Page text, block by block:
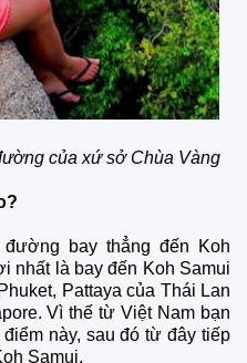
của xứ sở Chùa Vàng
bay thẳng đến Koh
nhất là bay đến Koh Samui
Pattaya của Thái Lan
Vì thế từ Việt Nam bạn
này, sau đó từ đây tiếp
Samui.